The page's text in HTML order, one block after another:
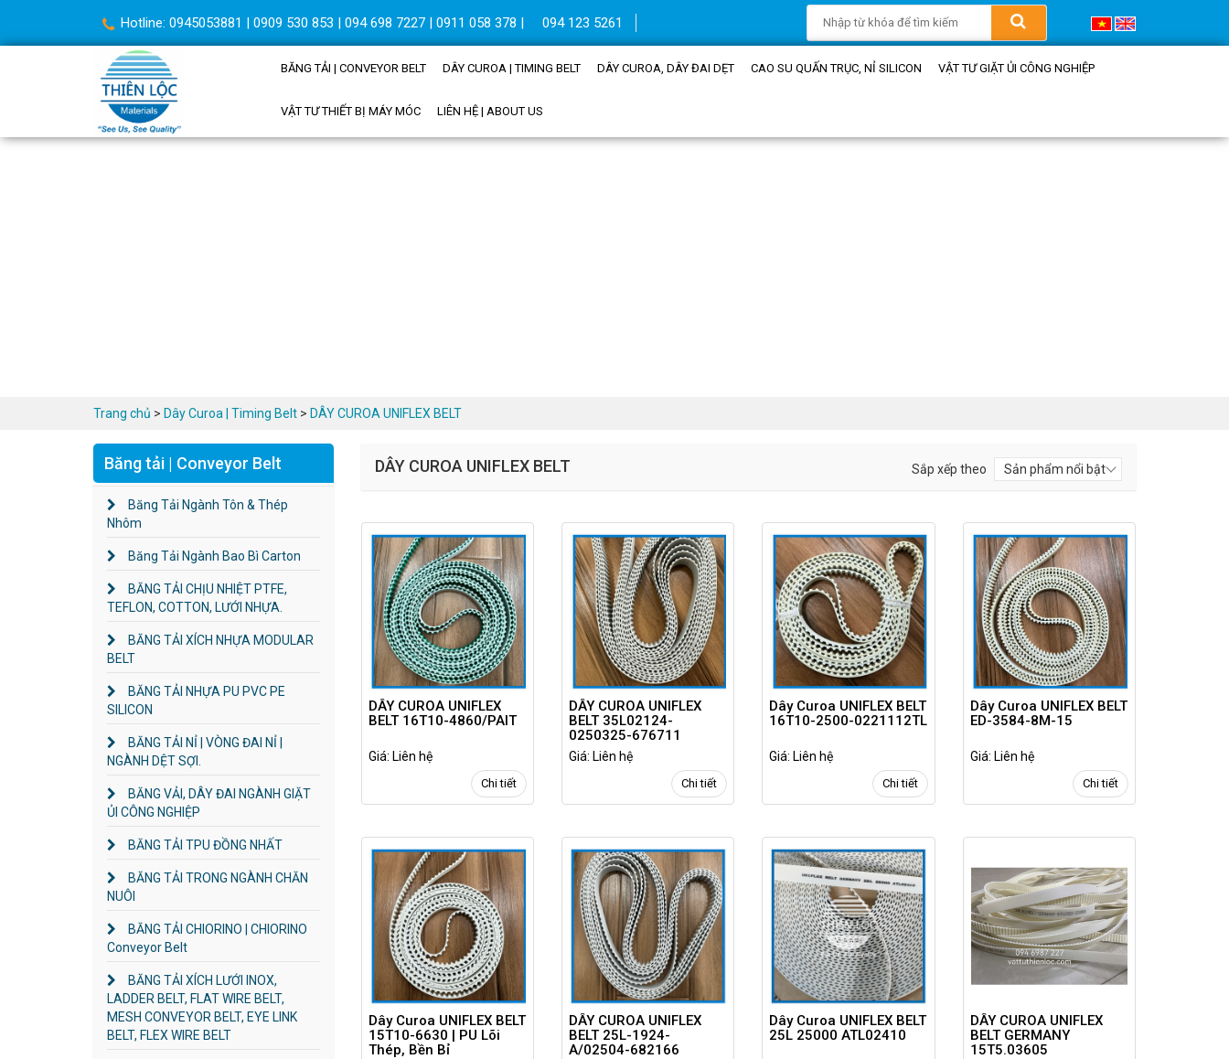
Hotline: 0945053881 | 0909 530 853 | 094 698 7227 | 0911 058 378 | 094 123 5261
BĂNG TẢI | CONVEYOR BELT DÂY CUROA | TIMING BELT DÂY CUROA, DÂY ĐAI DẸT CAO SU QUẤN TRỤC, NỈ SILICON VẬT TƯ GIẶT ỦI CÔNG NGHIỆP
VẬT TƯ THIẾT BỊ MÁY MÓC LIÊN HỆ | ABOUT US
Trang chủ > Dây Curoa | Timing Belt > DÂY CUROA UNIFLEX BELT
Băng tải | Conveyor Belt
Băng Tải Ngành Tôn & Thép
Nhôm
Băng Tải Ngành Bao Bì Carton
BĂNG TẢI CHỊU NHIỆT PTFE,
TEFLON, COTTON, LƯỚI NHỰA.
BĂNG TẢI XÍCH NHỰA MODULAR
BELT
BĂNG TẢI NHỰA PU PVC PE
SILICON
BĂNG TẢI NỈ | VÒNG ĐAI NỈ |
NGÀNH DỆT SỢI.
BĂNG VẢI, DÂY ĐAI NGÀNH GIẶT
ỦI CÔNG NGHIỆP
BĂNG TẢI TPU ĐỒNG NHẤT
BĂNG TẢI TRONG NGÀNH CHĂN
NUÔI
BĂNG TẢI CHIORINO | CHIORINO
Conveyor Belt
BĂNG TẢI XÍCH LƯỚI INOX,
LADDER BELT, FLAT WIRE BELT,
MESH CONVEYOR BELT, EYE LINK
BELT, FLEX WIRE BELT
DÂY CUROA UNIFLEX BELT Sắp xếp theo
DÂY CUROA UNIFLEX
BELT 16T10-4860/PAIT
Giá: Liên hệ
Chi tiết
DÂY CUROA UNIFLEX
BELT 35L02124-
0250325-676711
Giá: Liên hệ
Chi tiết
Dây Curoa UNIFLEX BELT
16T10-2500-0221112TL
Giá: Liên hệ
Chi tiết
Dây Curoa UNIFLEX BELT
ED-3584-8M-15
Giá: Liên hệ
Chi tiết
Dây Curoa UNIFLEX BELT
15T10-6630 | PU Lõi
Thép, Bền Bỉ
DÂY CUROA UNIFLEX
BELT 25L-1924-
A/02504-682166
Dây Curoa UNIFLEX BELT
25L 25000 ATL02410
DÂY CUROA UNIFLEX
BELT GERMANY
15T5.03605